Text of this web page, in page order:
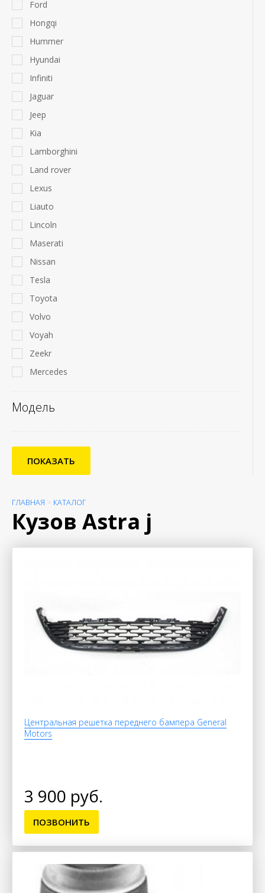
Ford
Hongqi
Hummer
Hyundai
Infiniti
Jaguar
Jeep
Kia
Lamborghini
Land rover
Lexus
Liauto
Lincoln
Maserati
Nissan
Tesla
Toyota
Volvo
Voyah
Zeekr
Mercedes
Модель
ПОКАЗАТЬ
ГЛАВНАЯ > КАТАЛОГ
Кузов Astra j
Центральная решетка переднего бампера General
Motors
3 900 руб.
ПОЗВОНИТЬ